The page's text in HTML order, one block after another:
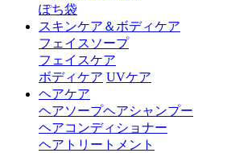
ぽち袋
スキンケア＆ボディケア
フェイスソープ
フェイスケア
ボディケア UVケア
ヘアケア
ヘアソープヘアシャンプー
ヘアコンディショナー
ヘアトリートメント